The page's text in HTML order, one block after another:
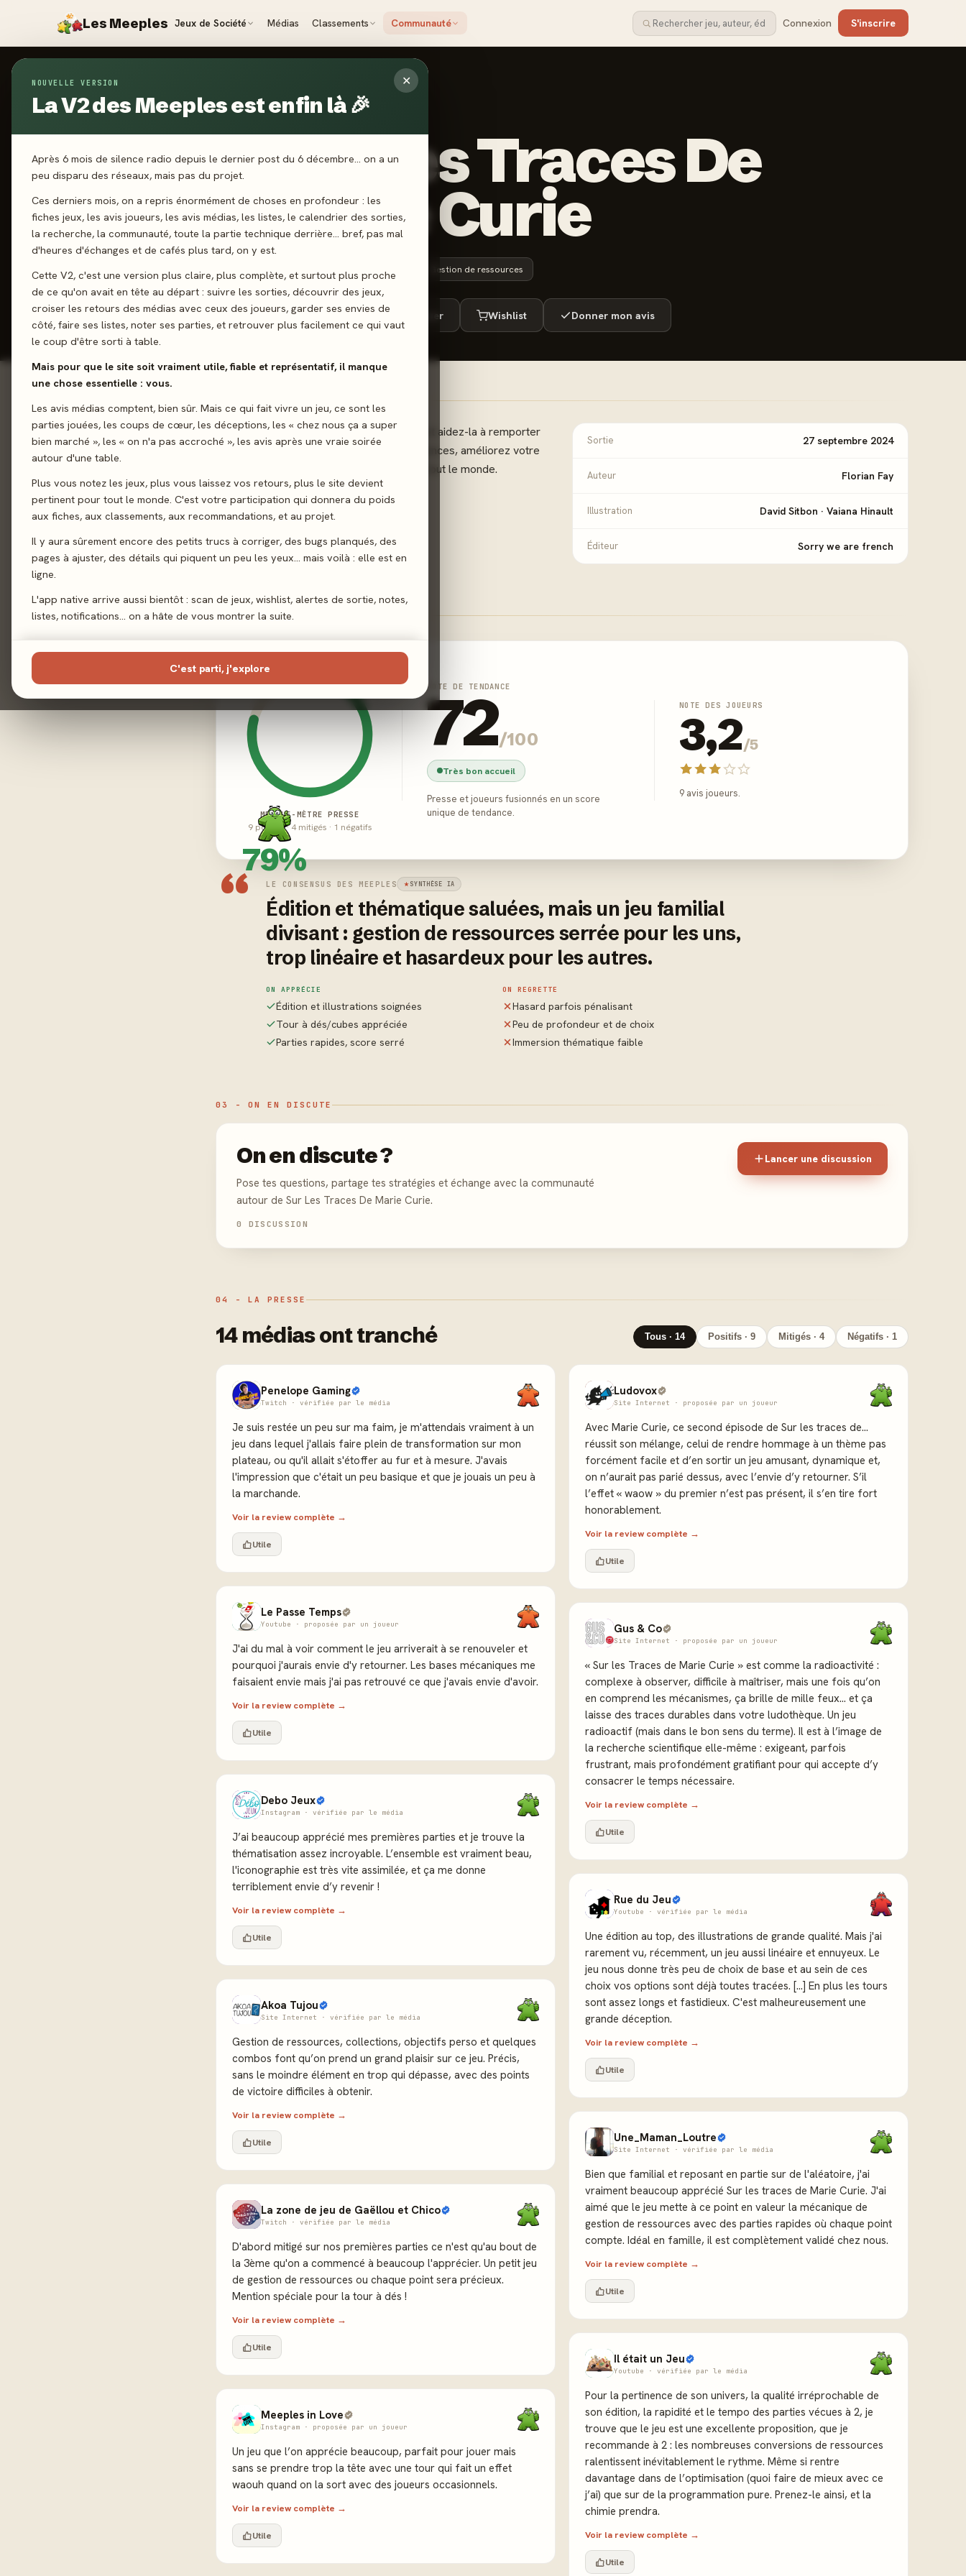
Les Meeples Jeux de Société Médias Classements Communauté Connexion S'inscrire
✕
NOUVELLE VERSION
La V2 des Meeples est enfin là 🎉
Après 6 mois de silence radio depuis le dernier post du 6 décembre… on a un
peu disparu des réseaux, mais pas du projet.
Ces derniers mois, on a repris énormément de choses en profondeur : les
fiches jeux, les avis joueurs, les avis médias, les listes, le calendrier des sorties,
la recherche, la communauté, toute la partie technique derrière… bref, pas mal
d'heures d'échanges et de cafés plus tard, on y est.
Cette V2, c'est une version plus claire, plus complète, et surtout plus proche
de ce qu'on avait en tête au départ : suivre les sorties, découvrir des jeux,
croiser les retours des médias avec ceux des joueurs, garder ses envies de
côté, faire ses listes, noter ses parties, et retrouver plus facilement ce qui vaut
le coup d'être sorti à table.
Mais pour que le site soit vraiment utile, fiable et représentatif, il manque
une chose essentielle : vous.
Les avis médias comptent, bien sûr. Mais ce qui fait vivre un jeu, ce sont les
parties jouées, les coups de cœur, les déceptions, les « chez nous ça a super
bien marché », les « on n'a pas accroché », les avis après une vraie soirée
autour d'une table.
Plus vous notez les jeux, plus vous laissez vos retours, plus le site devient
pertinent pour tout le monde. C'est votre participation qui donnera du poids
aux fiches, aux classements, aux recommandations, et au projet.
Il y aura sûrement encore des petits trucs à corriger, des bugs planqués, des
pages à ajuster, des détails qui piquent un peu les yeux… mais voilà : elle est en
ligne.
L'app native arrive aussi bientôt : scan de jeux, wishlist, alertes de sortie, notes,
listes, notifications… on a hâte de vous montrer la suite.
C'est parti, j'explore
Jeux / Sur Les Traces De Marie Curie
Sur Les Traces De
Marie Curie
2-5 joueurs 8 ans+ 30 min Gestion de ressources
J'ai joué Envie de jouer Wishlist Donner mon avis
01Le jeu
Le verdict
03On en discute
04La presse
Les joueurs
Acheter
07Similaires
Entrez dans le laboratoire de Marie Curie et aidez-la à remporter
son double prix Nobel ! Menez des expériences, améliorez votre
atelier et complétez les recherches avant tout le monde.
Gestion de ressources
Sortie 27 septembre 2024
Auteur Florian Fay
Illustration David Sitbon · Vaiana Hinault
Éditeur Sorry we are french
02 - LE VERDICT
79%
MEEPLE-MÈTRE PRESSE
9 positifs · 4 mitigés · 1 négatifs
NOTE DE TENDANCE
72/100
Très bon accueil
Presse et joueurs fusionnés en un score
unique de tendance.
NOTE DES JOUEURS
3,2/5
9 avis joueurs.
“ LE CONSENSUS DES MEEPLES SYNTHÈSE IA
Édition et thématique saluées, mais un jeu familial
divisant : gestion de ressources serrée pour les uns,
trop linéaire et hasardeux pour les autres.
ON APPRÉCIE
Édition et illustrations soignées
Tour à dés/cubes appréciée
Parties rapides, score serré
ON REGRETTE
Hasard parfois pénalisant
Peu de profondeur et de choix
Immersion thématique faible
03 - ON EN DISCUTE
On en discute ?
Pose tes questions, partage tes stratégies et échange avec la communauté
autour de Sur Les Traces De Marie Curie.
0 DISCUSSION
Lancer une discussion
04 - LA PRESSE
14 médias ont tranché Tous · 14 Positifs · 9 Mitigés · 4 Négatifs · 1
Penelope Gaming
Twitch · vérifiée par le média
Je suis restée un peu sur ma faim, je m'attendais vraiment à un
jeu dans lequel j'allais faire plein de transformation sur mon
plateau, ou qu'il allait s'étoffer au fur et à mesure. J'avais
l'impression que c'était un peu basique et que je jouais un peu à
la marchande.
Voir la review complète →
Utile
Le Passe Temps
Youtube · proposée par un joueur
J'ai du mal à voir comment le jeu arriverait à se renouveler et
pourquoi j'aurais envie d'y retourner. Les bases mécaniques me
faisaient envie mais j'ai pas retrouvé ce que j'avais envie d'avoir.
Voir la review complète →
Utile
Debo Jeux
Instagram · vérifiée par le média
J’ai beaucoup apprécié mes premières parties et je trouve la
thématisation assez incroyable. L’ensemble est vraiment beau,
l'iconographie est très vite assimilée, et ça me donne
terriblement envie d’y revenir !
Voir la review complète →
Utile
Akoa Tujou
Site Internet · vérifiée par le média
Gestion de ressources, collections, objectifs perso et quelques
combos font qu’on prend un grand plaisir sur ce jeu. Précis,
sans le moindre élément en trop qui dépasse, avec des points
de victoire difficiles à obtenir.
Voir la review complète →
Utile
La zone de jeu de Gaëllou et Chico
Twitch · vérifiée par le média
D'abord mitigé sur nos premières parties ce n'est qu'au bout de
la 3ème qu'on a commencé à beaucoup l'apprécier. Un petit jeu
de gestion de ressources ou chaque point sera précieux.
Mention spéciale pour la tour à dés !
Voir la review complète →
Utile
Meeples in Love
Instagram · proposée par un joueur
Un jeu que l’on apprécie beaucoup, parfait pour jouer mais
sans se prendre trop la tête avec une tour qui fait un effet
waouh quand on la sort avec des joueurs occasionnels.
Voir la review complète →
Utile
Ludovox
Site Internet · proposée par un joueur
Avec Marie Curie, ce second épisode de Sur les traces de…
réussit son mélange, celui de rendre hommage à un thème pas
forcément facile et d’en sortir un jeu amusant, dynamique et,
on n’aurait pas parié dessus, avec l’envie d’y retourner. S’il
l’effet « waow » du premier n’est pas présent, il s’en tire fort
honorablement.
Voir la review complète →
Utile
Gus & Co
Site Internet · proposée par un joueur
« Sur les Traces de Marie Curie » est comme la radioactivité :
complexe à observer, difficile à maîtriser, mais une fois qu’on
en comprend les mécanismes, ça brille de mille feux… et ça
laisse des traces durables dans votre ludothèque. Un jeu
radioactif (mais dans le bon sens du terme). Il est à l’image de
la recherche scientifique elle-même : exigeant, parfois
frustrant, mais profondément gratifiant pour qui accepte d’y
consacrer le temps nécessaire.
Voir la review complète →
Utile
Rue du Jeu
Youtube · vérifiée par le média
Une édition au top, des illustrations de grande qualité. Mais j'ai
rarement vu, récemment, un jeu aussi linéaire et ennuyeux. Le
jeu nous donne très peu de choix de base et au sein de ces
choix vos options sont déjà toutes tracées. [...] En plus les tours
sont assez longs et fastidieux. C'est malheureusement une
grande déception.
Voir la review complète →
Utile
Une_Maman_Loutre
Site Internet · vérifiée par le média
Bien que familial et reposant en partie sur de l'aléatoire, j'ai
vraiment beaucoup apprécié Sur les traces de Marie Curie. J'ai
aimé que le jeu mette à ce point en valeur la mécanique de
gestion de ressources avec des parties rapides où chaque point
compte. Idéal en famille, il est complètement validé chez nous.
Voir la review complète →
Utile
Il était un Jeu
Youtube · vérifiée par le média
Pour la pertinence de son univers, la qualité irréprochable de
son édition, la rapidité et le tempo des parties vécues à 2, je
trouve que le jeu est une excellente proposition, que je
recommande à 2 : les nombreuses conversions de ressources
ralentissent inévitablement le rythme. Même si rentre
davantage dans de l’optimisation (quoi faire de mieux avec ce
j’ai) que sur de la programmation pure. Prenez-le ainsi, et la
chimie prendra.
Voir la review complète →
Utile